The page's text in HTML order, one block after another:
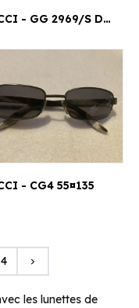
GUCCI - GG 2969/S D28BM
- CG4 55¤135
4 keyboard_arrow_right
les lunettes de